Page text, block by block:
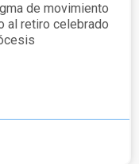
de movimiento
al retiro celebrado